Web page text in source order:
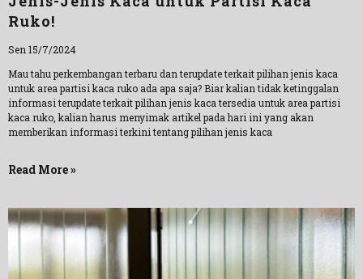
Ruko!
Sen 15/7/2024
Mau tahu perkembangan terbaru dan terupdate terkait pilihan jenis kaca
untuk area partisi kaca ruko ada apa saja? Biar kalian tidak ketinggalan
informasi terupdate terkait pilihan jenis kaca tersedia untuk area partisi
kaca ruko, kalian harus menyimak artikel pada hari ini yang akan
memberikan informasi terkini tentang pilihan jenis kaca
Read More »